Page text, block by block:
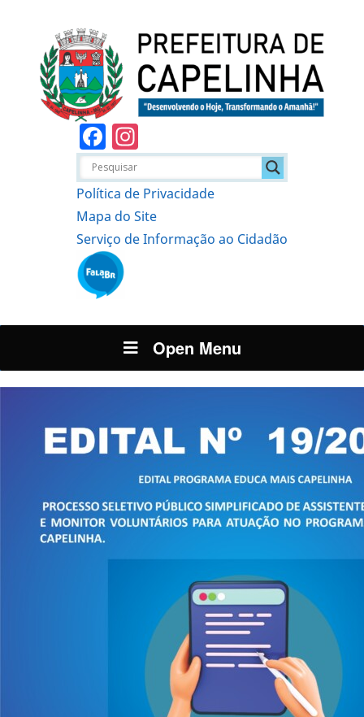
Facebook
Política de Privacidade
Mapa do Site
Serviço de Informação ao Cidadão
Open Menu